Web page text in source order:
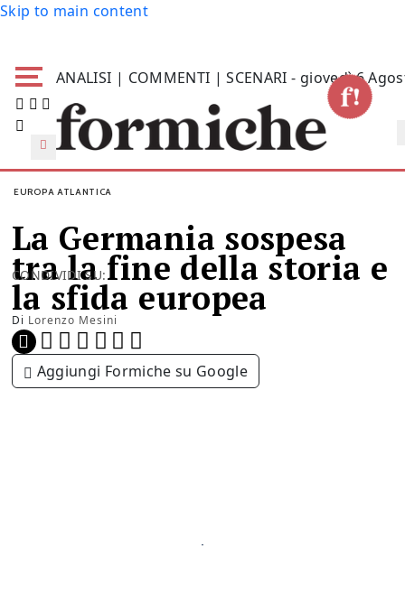
Skip to main content
ANALISI | COMMENTI | SCENARI - giovedì 6
EUROPA ATLANTICA
La Germania sospesa
tra la fine della storia e
la sfida europea
Di Lorenzo Mesini
CONDIVIDI SU:
Aggiungi Formiche su Google